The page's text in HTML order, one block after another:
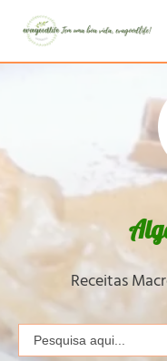
Receitas
Search
for: